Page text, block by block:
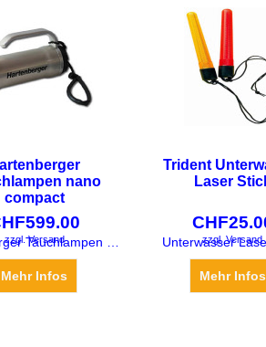
nano
compact
599.00
zzgl. Versand
Mehr Infos
Trident
Laser
CHF
zzgl. Versand
Unterwasser
Mehr Infos